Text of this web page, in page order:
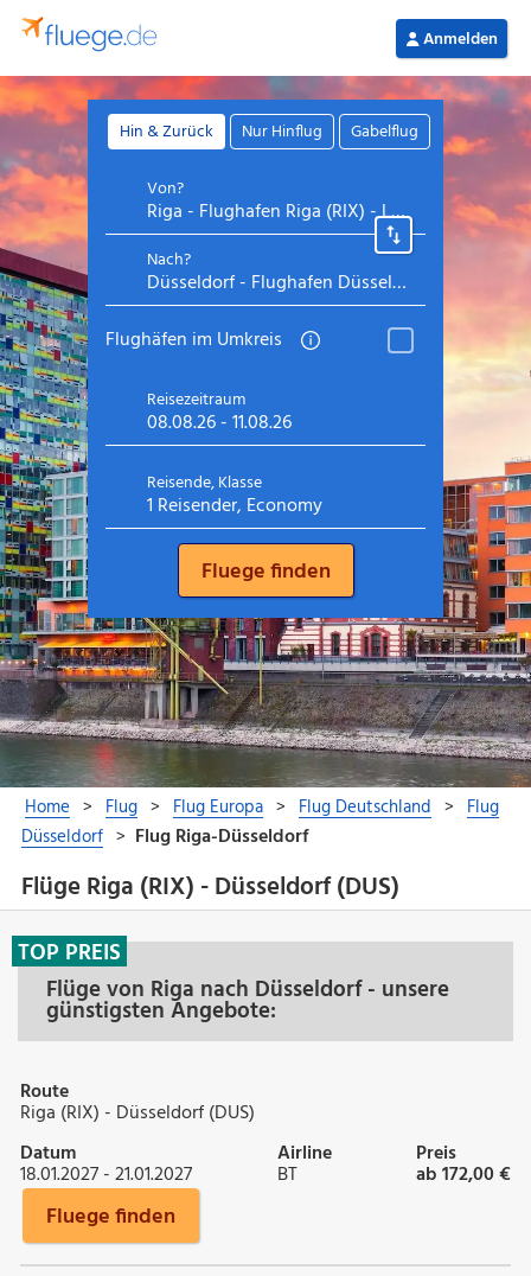
Flüge Riga (RIX) - Düsseldorf (DUS)
Flüge von Riga nach Düsseldorf - unsere
günstigsten Angebote:
TOP PREIS
Route
Riga (RIX) - Düsseldorf (DUS)
Datum
18.01.2027 - 21.01.2027
Airline
BT
Preis
ab 172,00 €
Fluege finden